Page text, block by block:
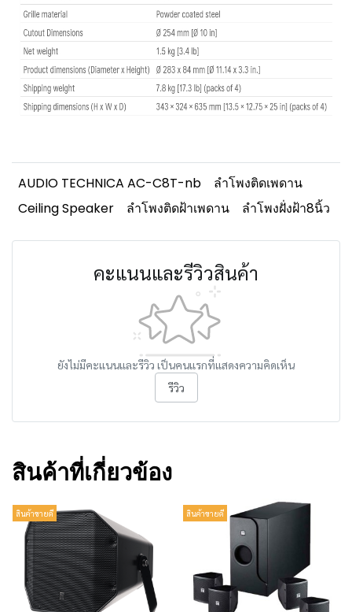
AUDIO TECHNICA AC-C8T-nb
ลำโพงติดเพดาน
Ceiling Speaker
ลำโพงติดฝ้าเพดาน ลำโพงฝั่งฝ้า8นิ้ว
คะแนนและรีวิวสินค้า
ยังไม่มีคะแนนและรีวิว เป็นคนแรกที่แสดงความคิดเห็น
รีวิว
สินค้าที่เกี่ยวข้อง
สินค้าขายดี สินค้าขายดี